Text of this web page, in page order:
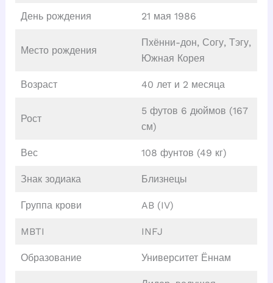
День рождения 21 мая 1986
Место рождения
Пхённи-дон, Согу, Тэгу,
Южная Корея
Возраст 40 лет и 2 месяца
Рост
5 футов 6 дюймов (167
см)
Вес 108 фунтов (49 кг)
Знак зодиака Близнецы
Группа крови AB (IV)
MBTI INFJ
Образование Университет Ённам